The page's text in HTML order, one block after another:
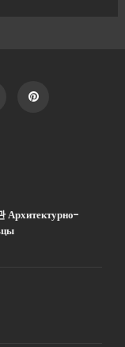
Архитектурно-